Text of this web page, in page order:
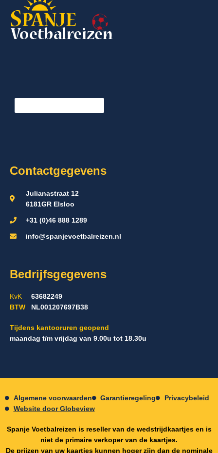
Contactgegevens
Julianastraat 12
6181GR Elsloo
+31 (0)46 888 1289
info@spanjevoetbalreizen.nl
Bedrijfsgegevens
KvK
63682249
BTW
NL001207697B38
Tijdens kantooruren geopend
maandag t/m vrijdag van 9.00u tot 18.30u
Algemene voorwaarden Garantieregeling
Privacybeleid
Website door Globeview
Spanje Voetbalreizen is reseller van de wedstrijdkaartjes en is
niet de primaire verkoper van de kaartjes.
De prijzen van uw kaartjes kunnen hoger zijn dan de nominale